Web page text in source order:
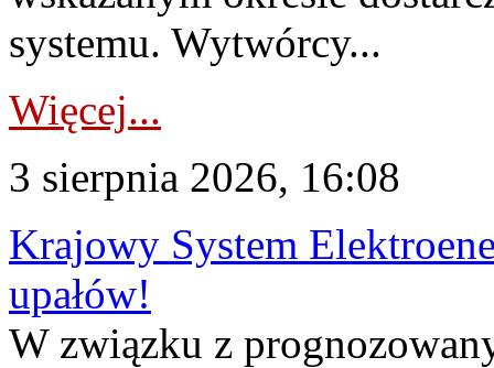
systemu. Wytwórcy...
Więcej...
3 sierpnia 2026, 16:08
Krajowy System
upałów!
W związku z